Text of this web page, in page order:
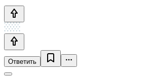
Ответить